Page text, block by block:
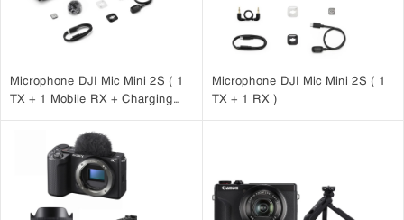
Microphone DJI Mic Mini 2S ( 1
TX + 1 Mobile RX + Charging
Microphone DJI Mic Mini 2S ( 1
TX + 1 RX )